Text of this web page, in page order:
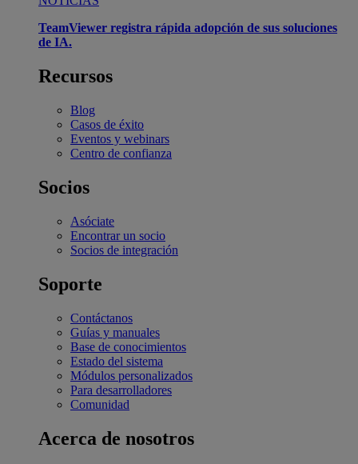
TeamViewer registra rápida adopción de sus soluciones
de IA.
Recursos
Blog
Casos de éxito
Eventos y webinars
Centro de confianza
Socios
Asóciate
Encontrar un socio
Socios de integración
Soporte
Contáctanos
Guías y manuales
Base de conocimientos
Estado del sistema
Módulos personalizados
Para desarrolladores
Comunidad
Acerca de nosotros